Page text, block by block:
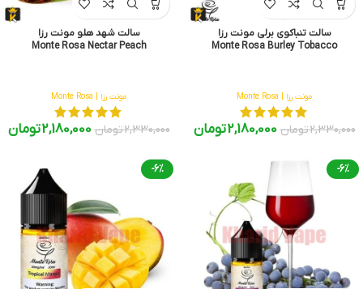
سالت تنباکوی برلی مونت رزا
Monte Rosa Burley Tobacco
مونت رزا | Monte Rosa
2,330,000تومان 2,180,000تومان
سالت شهد هلو مونت رزا
Monte Rosa Nectar Peach
مونت رزا | Monte Rosa
2,330,000تومان 2,180,000تومان
-6%
-6%